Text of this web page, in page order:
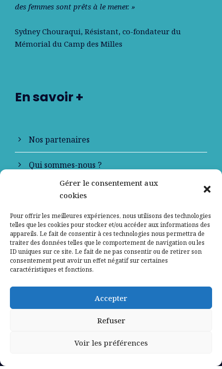
Gérer le consentement aux
cookies
Pour offrir les meilleures expériences, nous utilisons des technologies
telles que les cookies pour stocker et/ou accéder aux informations des
appareils. Le fait de consentir à ces technologies nous permettra de
traiter des données telles que le comportement de navigation ou les
ID uniques sur ce site. Le fait de ne pas consentir ou de retirer son
consentement peut avoir un effet négatif sur certaines
caractéristiques et fonctions.
Accepter
Refuser
Voir les préférences
des femmes sont prêts à le mener. »
Sydney Chouraqui, Résistant, co-fondateur du
Mémorial du Camp des Milles
En savoir +
Nos partenaires
Qui sommes-nous ?
Contactez-nous
Mentions légales
Politique de confidentialité